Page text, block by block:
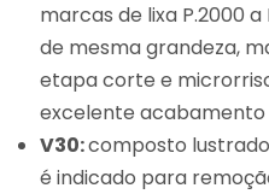
marcas de lixa P.2000
de mesma grandeza,
etapa corte e
excelente acabamento
V30:composto
é indicado para